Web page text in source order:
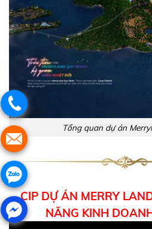
Tổng quan dự án
CIP DỰ ÁN MERRY
NĂNG KINH